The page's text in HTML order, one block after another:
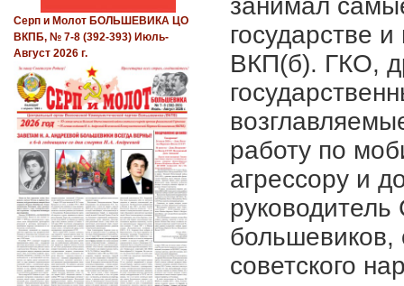
занимал
государстве
ВКП(б). ГКО,
работу по
агрессору и
руководитель
большевиков,
советского
Серп и Молот БОЛЬШЕВИКА ЦО
ВКПБ, № 7-8 (392-393) Июль-
Август 2026 г.